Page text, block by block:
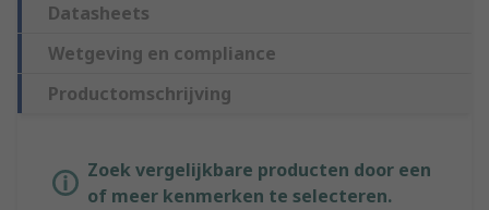
Datasheets
Wetgeving en compliance
Productomschrijving
Zoek vergelijkbare producten door een
of meer kenmerken te selecteren.